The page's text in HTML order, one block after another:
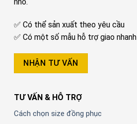
✅ Có thể sản xuất theo yêu cầu
✅ Có một số mẫu hỗ trợ giao nhanh
NHẬN TƯ VẤN
TƯ VẤN & HỖ TRỢ
Cách chọn size đồng phục